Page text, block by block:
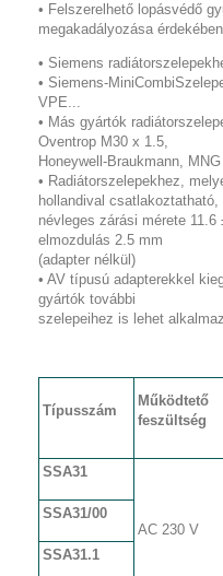
• Felszerelhető lopásvédő
megakadályozása érdekében
• Siemens
• Siemens-
VPE...
• Más gyártók
Oventrop M30 x 1.5,
Honeywell-Braukmann,
• Radiátorszelepekhez,
hollandival csatlakoztatható,
névleges zárási mérete
elmozdulás 2.5 mm
(adapter nélkül)
• AV típusú adapterekkel
gyártók további
szelepeihez is lehet
Típusszám
Működtető
feszültség
SSA31
AC 230 V
SSA31/00
SSA31.1